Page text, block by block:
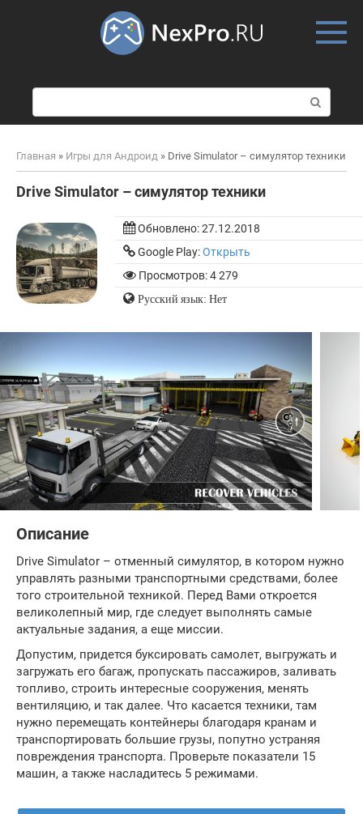
о
и
к
Главная » Игры для Андроид » Drive Simulator – симулятор техники
Drive Simulator – симулятор техники
Обновлено:27.12.2018
Google Play:Открыть
Просмотров: 4 279
Русский язык: Нет
Описание
Drive Simulator – отменный симулятор, в котором нужно
управлять разными транспортными средствами, более
того строительной техникой. Перед Вами откроется
великолепный мир, где следует выполнять самые
актуальные задания, а еще миссии.
Допустим, придется буксировать самолет, выгружать и
загружать его багаж, пропускать пассажиров, заливать
топливо, строить интересные сооружения, менять
вентиляцию, и так далее. Что касается техники, там
нужно перемещать контейнеры благодаря кранам и
транспортировать большие грузы, попутно устраняя
повреждения транспорта. Проверьте показатели 15
машин, а также насладитесь 5 режимами.